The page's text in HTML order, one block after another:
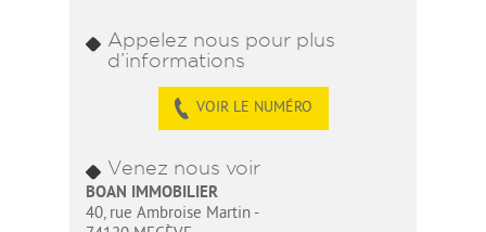
Appelez nous pour plus
d’informations
VOIR LE NUMÉRO
Venez nous voir
BOAN IMMOBILIER
40, rue Ambroise Martin -